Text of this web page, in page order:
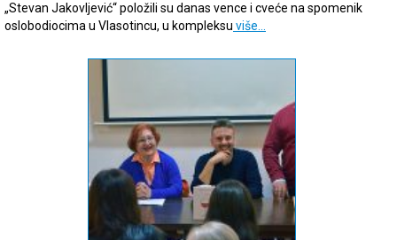
„Stevan Jakovljević“ položili su danas vence i cveće na spomenik
oslobodiocima u Vlasotincu, u kompleksu više…